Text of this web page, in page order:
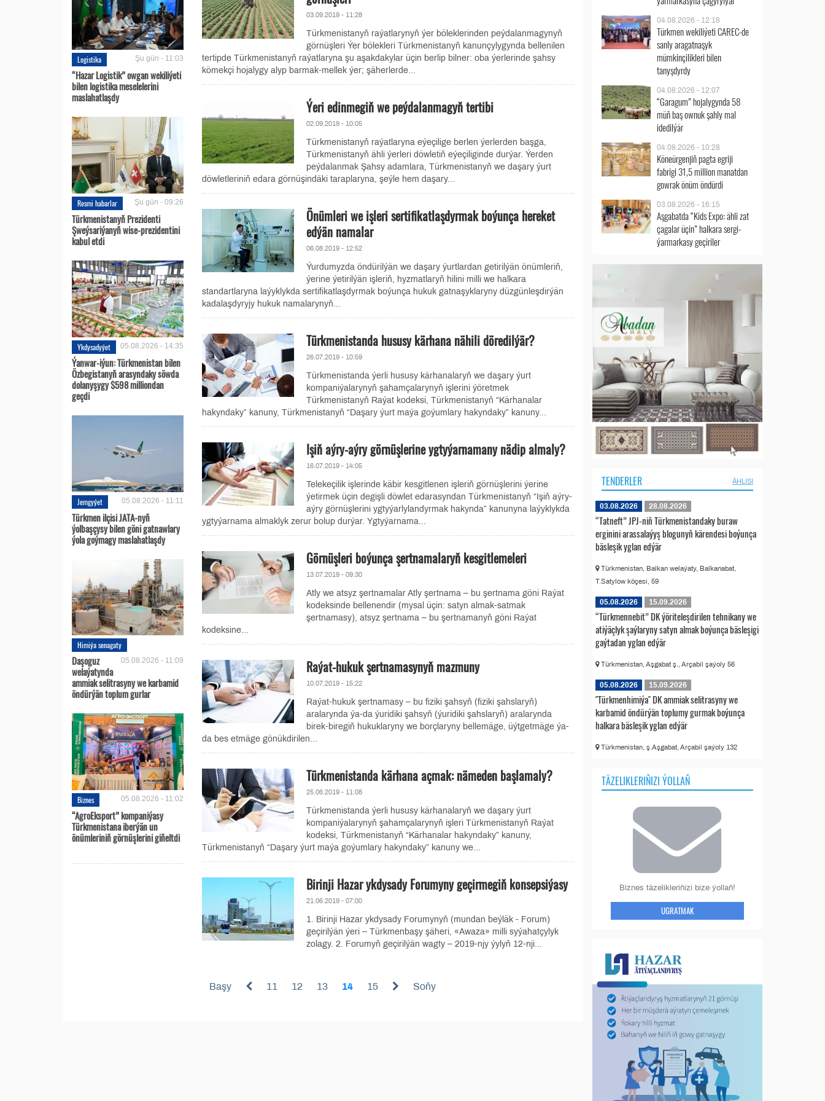
Logistika Şu gün - 11:03
“Hazar Logistik” owgan wekiliýeti
bilen logistika meselelerini
maslahatlaşdy
Resmi habarlar Şu gün - 09:26
Türkmenistanyň Prezidenti
Şweýsariýanyň wise-prezidentini
kabul etdi
Ykdysadyýet 05.08.2026 - 14:35
Ýanwar-iýun: Türkmenistan bilen
Özbegistanyň arasyndaky söwda
dolanyşygy $598 milliondan
geçdi
Jemgyýet 05.08.2026 - 11:11
Türkmen ilçisi JATA-nyň
ýolbaşçysy bilen göni gatnawlary
ýola goýmagy maslahatlaşdy
Himiýa senagaty
05.08.2026 - 11:09
Daşoguz
welaýatynda
ammiak selitrasyny we karbamid
öndürýän toplum gurlar
Biznes 05.08.2026 - 11:02
“AgroEksport” kompaniýasy
Türkmenistana iberýän un
önümleriniň görnüşlerini giňeltdi
03.09.2019 - 11:28
Türkmenistanyň raýatlarynyň ýer böleklerinden peýdalanmagynyň
görnüşleri Ýer bölekleri Türkmenistanyň kanunçylygynda bellenilen
tertipde Türkmenistanyň raýatlaryna şu aşakdakylar üçin berlip bilner: oba ýerlerinde şahsy
kömekçi hojalygy alyp barmak-mellek ýer; şäherlerde...
Ýeri edinmegiň we peýdalanmagyň tertibi
02.09.2019 - 10:05
Türkmenistanyň raýatlaryna eýeçilige berlen ýerlerden başga,
Türkmenistanyň ähli ýerleri döwletiň eýeçiliginde durýar. Ýerden
peýdalanmak Şahsy adamlara, Türkmenistanyň we daşary ýurt
döwletleriniň edara görnüşindäki taraplaryna, şeýle hem daşary...
Önümleri we işleri sertifikatlaşdyrmak boýunça hereket
edýän namalar
06.08.2019 - 12:52
Ýurdumyzda öndürilýän we daşary ýurtlardan getirilýän önümleriň,
ýerine ýetirilýän işleriň, hyzmatlaryň hilini milli we halkara
standartlaryna laýyklykda sertifikatlaşdyrmak boýunça hukuk gatnaşyklaryny düzgünleşdirýän
kadalaşdyryjy hukuk namalarynyň...
Türkmenistanda hususy kärhana nähili döredilýär?
26.07.2019 - 10:59
Türkmenistanda ýerli hususy kärhanalaryň we daşary ýurt
kompaniýalarynyň şahamçalarynyň işlerini ýöretmek
Türkmenistanyň Raýat kodeksi, Türkmenistanyň “Kärhanalar
hakyndaky” kanuny, Türkmenistanyň “Daşary ýurt maýa goýumlary hakyndaky” kanuny...
Işiň aýry-aýry görnüşlerine ygtyýarnamany nädip almaly?
16.07.2019 - 14:05
Telekeçilik işlerinde käbir kesgitlenen işleriň görnüşlerini ýerine
ýetirmek üçin degişli döwlet edarasyndan Türkmenistanyň “Işiň aýry-
aýry görnüşlerini ygtyýarlylandyrmak hakynda” kanunyna laýyklykda
ygtyýarnama almaklyk zerur bolup durýar. Ygtyýarnama...
Görnüşleri boýunça şertnamalaryň kesgitlemeleri
13.07.2019 - 09:30
Atly we atsyz şertnamalar Atly şertnama – bu şertnama göni Raýat
kodeksinde bellenendir (mysal üçin: satyn almak-satmak
şertnamasy), atsyz şertnama – bu şertnamanyň göni Raýat
kodeksine...
Raýat-hukuk şertnamasynyň mazmuny
10.07.2019 - 15:22
Raýat-hukuk şertnamasy – bu fiziki şahsyň (fiziki şahslaryň)
aralarynda ýa-da ýuridiki şahsyň (ýuridiki şahslaryň) aralarynda
birek-biregiň hukuklaryny we borçlaryny bellemäge, üýtgetmäge ýa-
da bes etmäge gönükdirilen...
Türkmenistanda kärhana açmak: nämeden başlamaly?
25.06.2019 - 11:08
Türkmenistanda ýerli hususy kärhanalaryň we daşary ýurt
kompaniýalarynyň şahamçalarynyň işleri Türkmenistanyň Raýat
kodeksi, Türkmenistanyň “Kärhanalar hakyndaky” kanuny,
Türkmenistanyň “Daşary ýurt maýa goýumlary hakyndaky” kanuny we...
Birinji Hazar ykdysady Forumyny geçirmegiň konsepsiýasy
21.06.2019 - 07:00
1. Birinji Hazar ykdysady Forumynyň (mundan beýläk - Forum)
geçirilýän ýeri – Türkmenbaşy şäheri, «Awaza» milli syýahatçylyk
zolagy. 2. Forumyň geçirilýän wagty – 2019-njy ýylyň 12-nji...
Başy 11 12 13 14 15 Soňy
04.08.2026 - 12:18
Türkmen wekiliýeti CAREC-de
sanly aragatnaşyk
mümkinçilikleri bilen
tanyşdyrdy
04.08.2026 - 12:07
“Garagum” hojalygynda 58
müň baş ownuk şahly mal
idedilýär
04.08.2026 - 10:28
Köneürgenjiň pagta egriji
fabrigi 31,5 million manatdan
gowrak önüm öndürdi
03.08.2026 - 16:15
Aşgabatda “Kids Expo: ähli zat
çagalar üçin” halkara sergi-
ýarmarkasy geçiriler
TENDERLER ÄHLISI
03.08.2026 28.08.2026
“Tatneft” JPJ-niň Türkmenistandaky buraw
erginini arassalaýyş blogunyň kärendesi boýunça
bäsleşik yglan edýär
Türkmenistan, Balkan welaýaty, Balkanabat,
T.Satylow köçesi, 59
05.08.2026 15.09.2026
“Türkmennebit” DK ýöriteleşdirilen tehnikany we
atiýäçlyk şaýlaryny satyn almak boýunça bäsleşigi
gaýtadan yglan edýär
Türkmenistan, Aşgabat ş., Arçabil şaýoly 56
05.08.2026 15.09.2026
"Türkmenhimiýa" DK ammiak selitrasyny we
karbamid öndürýän toplumy gurmak boýunça
halkara bäsleşik yglan edýär
Türkmenistan, ş.Aşgabat, Arçabil şaýoly 132
TÄZELIKLERIŇIZI ÝOLLAŇ
Biznes täzelikleriňizi bize ýollaň!
UGRATMAK